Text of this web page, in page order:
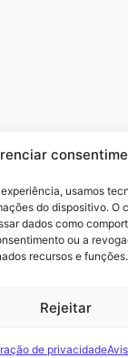
usamos
do dispositivo. O
dados como
ou a
recursos e funções.
Rejeitar
de privacidade